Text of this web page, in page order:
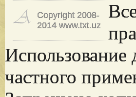
Copyright 2008-
2014 www.txt.uz
Использование
частного